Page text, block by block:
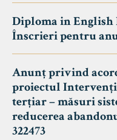
Diploma in English
Înscrieri pentru
Anunț privind
proiectul
terțiar – măsuri
reducerea
322473